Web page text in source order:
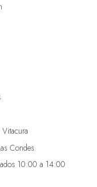
Condes
10:00 a 14:00